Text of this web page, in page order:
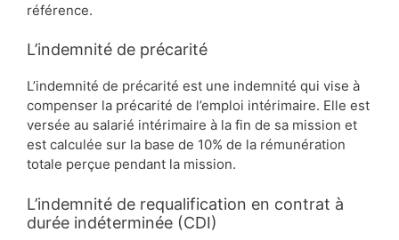
référence.
L’indemnité de précarité
L’indemnité de précarité est une indemnité qui vise à
compenser la précarité de l’emploi intérimaire. Elle est
versée au salarié intérimaire à la fin de sa mission et
est calculée sur la base de 10% de la rémunération
totale perçue pendant la mission.
L’indemnité de requalification en contrat à
durée indéterminée (CDI)